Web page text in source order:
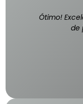
Ótimo!
de